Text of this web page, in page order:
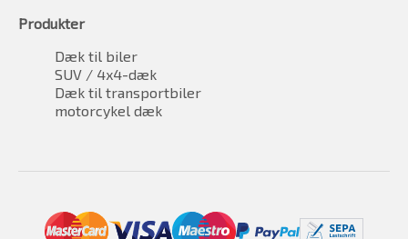
Produkter
Dæk til biler
SUV / 4x4-dæk
Dæk til transportbiler
motorcykel dæk